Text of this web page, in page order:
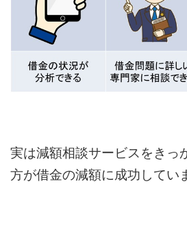
実は減額相談サービスをきっ
方が借金の減額に成功してい